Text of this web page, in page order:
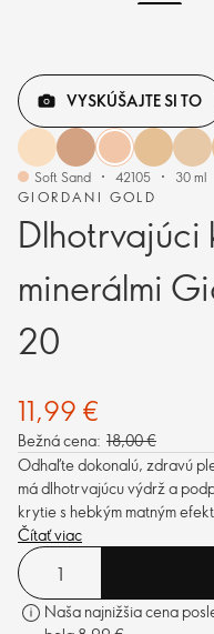
GIORDANI GOLD
Dlhotrvajúci
minerálmi
20
VYSKÚŠAJTE SI TO
Soft Sand 42105 30 ml
11,99 €
Bežná cena: 18,00 €
Odhaľte dokonalú, zdravú
má dlhotrvajúcu výdrž a
krytie s hebkým matným
Čítať viac
Naša najnižšia cena